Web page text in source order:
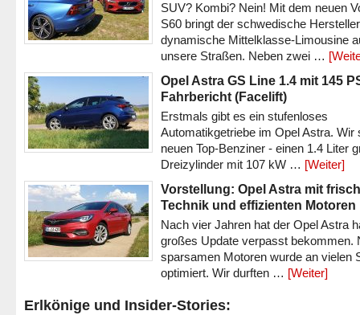
SUV? Kombi? Nein! Mit dem neuen
S60 bringt der schwedische
dynamische Mittelklasse-Limousine
unsere Straßen. Neben zwei …
Opel Astra GS Line 1.4 mit 145
Fahrbericht (Facelift)
Erstmals gibt es ein stufenloses
Automatikgetriebe im Opel Astra. Wir
neuen Top-Benziner - einen 1.4 Liter
Dreizylinder mit 107 kW … [Weiter]
Vorstellung: Opel Astra mit
Technik und effizienten Motoren
Nach vier Jahren hat der Opel Astra
großes Update verpasst bekommen.
sparsamen Motoren wurde an vielen
optimiert. Wir durften … [Weiter]
Erlkönige und Insider-Stories: